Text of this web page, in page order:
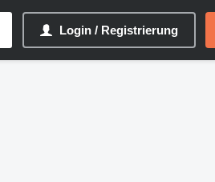
Login / Registrierung